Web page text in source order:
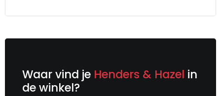
Waar vind je Henders & Hazel in
de winkel?